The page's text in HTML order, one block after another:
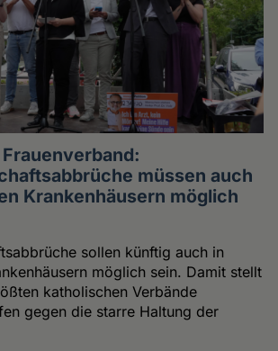
müssen auch
Krankenhäusern möglich
sollen künftig auch in
möglich sein. Damit stellt
katholischen Verbände
gegen die starre Haltung der